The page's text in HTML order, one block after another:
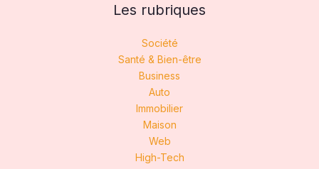
Les rubriques
Société
Santé & Bien-être
Business
Auto
Immobilier
Maison
Web
High-Tech